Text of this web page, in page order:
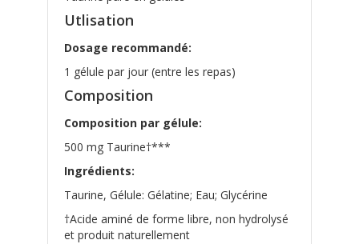
Utlisation
Dosage recommandé:
1 gélule par jour (entre les repas)
Composition
Composition par gélule:
500 mg Taurine†***
Ingrédients:
Taurine, Gélule: Gélatine; Eau; Glycérine
†Acide aminé de forme libre, non hydrolysé
et produit naturellement